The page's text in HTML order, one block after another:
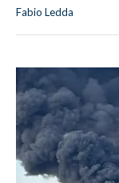
Fabio Ledda